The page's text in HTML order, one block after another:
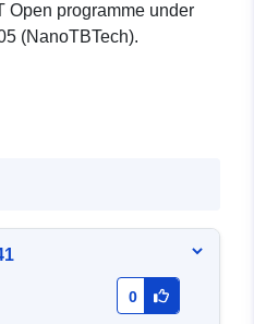
Open programme under
(NanoTBTech).
0